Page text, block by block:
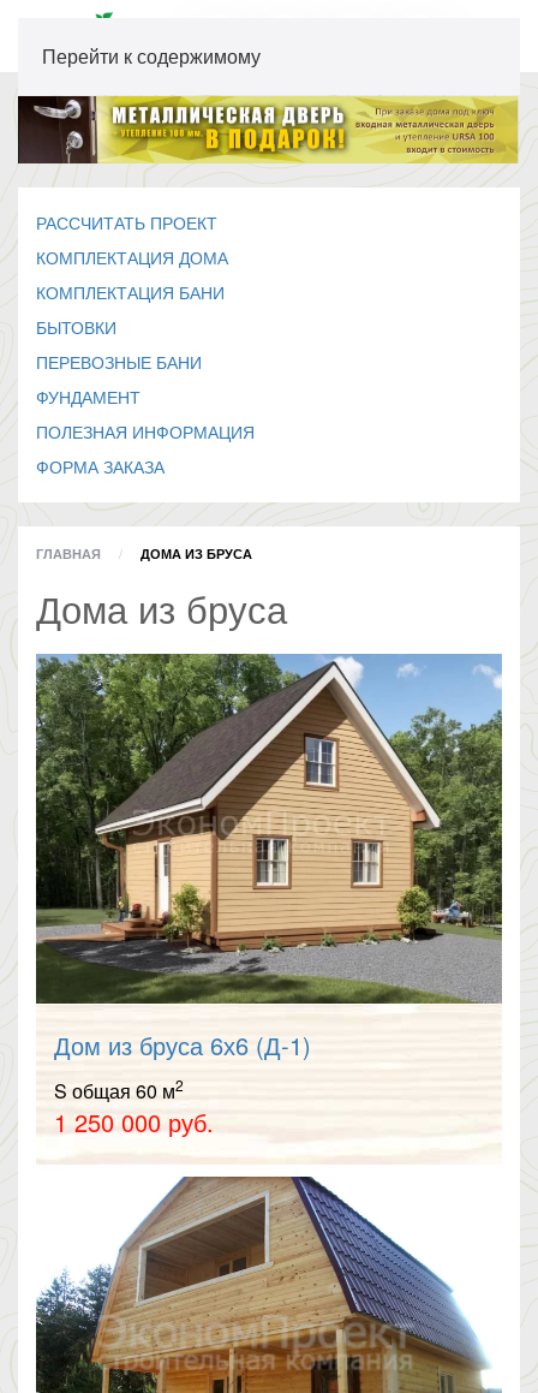
Перейти к содержимому
РАССЧИТАТЬ ПРОЕКТ
КОМПЛЕКТАЦИЯ ДОМА
КОМПЛЕКТАЦИЯ БАНИ
БЫТОВКИ
ПЕРЕВОЗНЫЕ БАНИ
ФУНДАМЕНТ
ПОЛЕЗНАЯ ИНФОРМАЦИЯ
ФОРМА ЗАКАЗА
ГЛАВНАЯ ДОМА ИЗ БРУСА
Дома из бруса
Дом из бруса 6х6 (Д-1)
S общая 60 м2
1 250 000 руб.